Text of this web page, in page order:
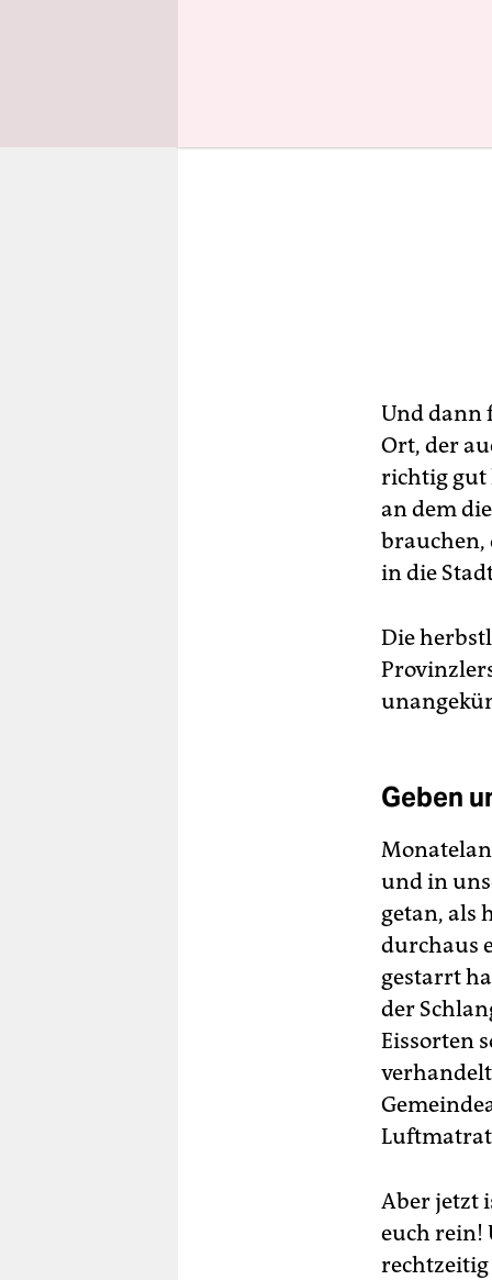
Und dann
Ort, der
richtig gut
an dem
brauchen,
in die
Die
Geben
und in
getan, als
durchaus
gestarrt
der
Eissorten
Aber jetzt
euch rein!
rechtzeitig